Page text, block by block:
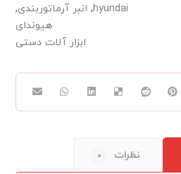
hyundai
, انبر آرماتوربندی,
هیوندای
ابزار آلات دستی
نظرات ۰